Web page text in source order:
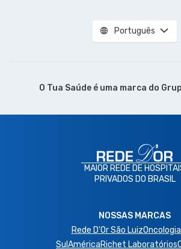
Português
O Tua Saúde é uma marca do
MAIOR REDE DE
PRIVADOS DO BRASIL
NOSSAS MARCAS
Rede D'Or São LuizOncologia
SulAméricaRichet Laboratórios